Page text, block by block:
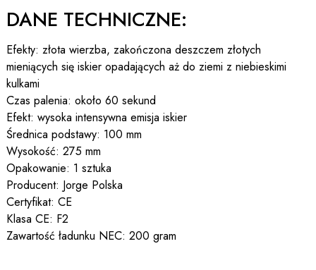
DANE TECHNICZNE:
Efekty: złota wierzba, zakończona deszczem złotych
mieniących się iskier opadających aż do ziemi z niebieskimi
kulkami
Czas palenia: około 60 sekund
Efekt: wysoka intensywna emisja iskier
Średnica podstawy: 100 mm
Wysokość: 275 mm
Opakowanie: 1 sztuka
Producent: Jorge Polska
Certyfikat: CE
Klasa CE: F2
Zawartość ładunku NEC: 200 gram